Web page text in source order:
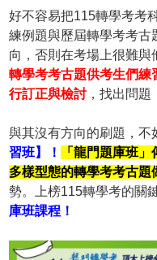
好不容易把115轉學考考
練例題與歷屆轉學考考古
向，否則在考場上很難
轉學考考古題供考生們練
行訂正與檢討，找出問題
與其沒有方向的刷題，不
習班】！
「龍門題庫班
多樣型態的轉學考考古題
勢。上榜115轉學考的關
庫班課程！